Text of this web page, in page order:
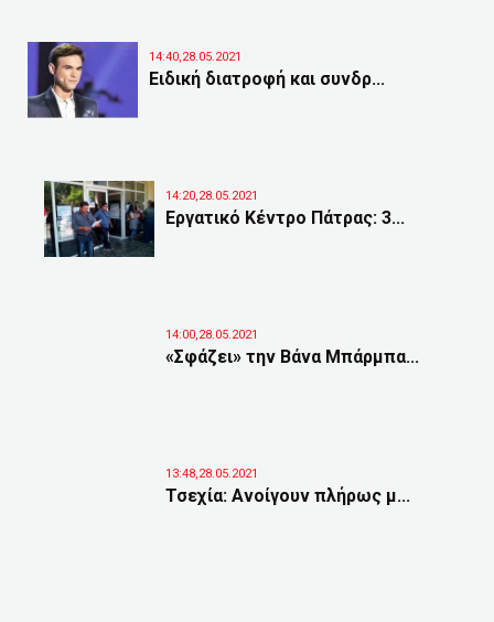
14:40,28.05.2021
Ειδική διατροφή και συνδρ...
14:20,28.05.2021
Εργατικό Κέντρο Πάτρας: 3...
14:00,28.05.2021
«Σφάζει» την Βάνα Μπάρμπα...
13:48,28.05.2021
Τσεχία: Ανοίγουν πλήρως μ...